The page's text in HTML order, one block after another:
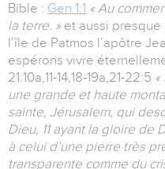
Bible : Gen.1:1 « Au
la terre. » et aussi presque
l’île de Patmos l’apôtre
espérons vivre
21:10a,11-14,18-19a,21-22:5
une grande et haute
sainte, Jérusalem, qui
Dieu, 11 ayant la gloire de
à celui d’une pierre très
transparente comme du